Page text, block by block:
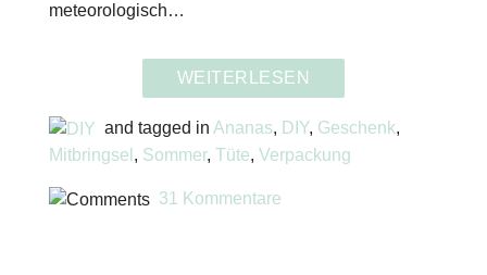
meteorologisch…
WEITERLESEN
and tagged in Ananas, DIY, Geschenk,
Mitbringsel , Sommer, Tüte, Verpackung
31 Kommentare